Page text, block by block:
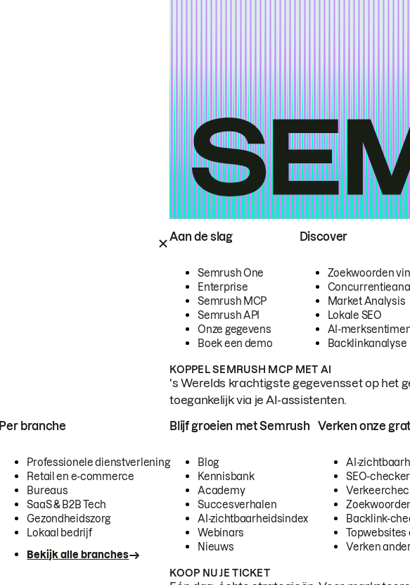
Aan de slag
Semrush One
Enterprise
Semrush MCP
Semrush API
Onze gegevens
Boek een demo
Discover
Zoekwoorden
Market Analysis
Lokale SEO
AI-
Backlinkanalyse
KOPPEL SEMRUSH MCP MET AI
's Werelds krachtigste gegevensset op het
toegankelijk via je AI-assistenten.
Per branche
Professionele dienstverlening
Retail en e-commerce
Bureaus
SaaS & B2B Tech
Gezondheidszorg
Lokaal bedrijf
Bekijk alle branches
Blijf groeien met Semrush
Blog
Kennisbank
Academy
Succesverhalen
AI-zichtbaarheidsindex
Webinars
Nieuws
Verken onze
AI-
SEO-checker
Backlink-
Topwebsites
Verken
KOOP NU JE TICKET